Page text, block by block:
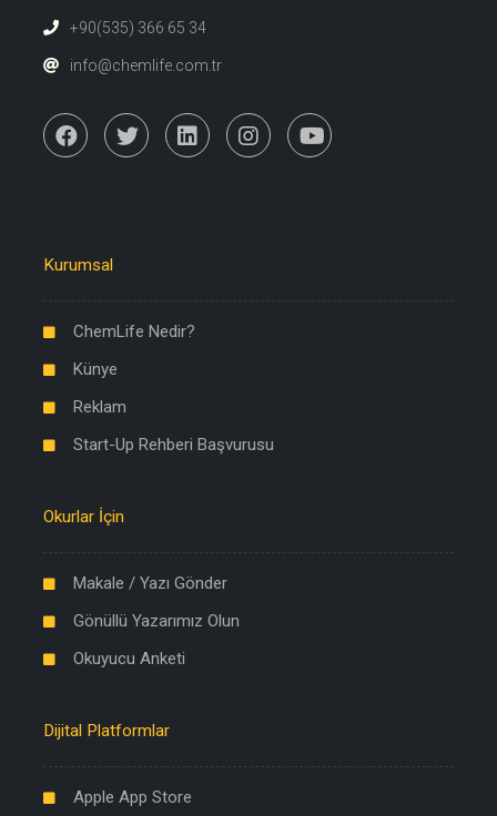
+90(535) 366 65 34
info@chemlife.com.tr
Kurumsal
ChemLife Nedir?
Künye
Reklam
Start-Up Rehberi Başvurusu
Okurlar İçin
Makale / Yazı Gönder
Gönüllü Yazarımız Olun
Okuyucu Anketi
Dijital Platformlar
Apple App Store